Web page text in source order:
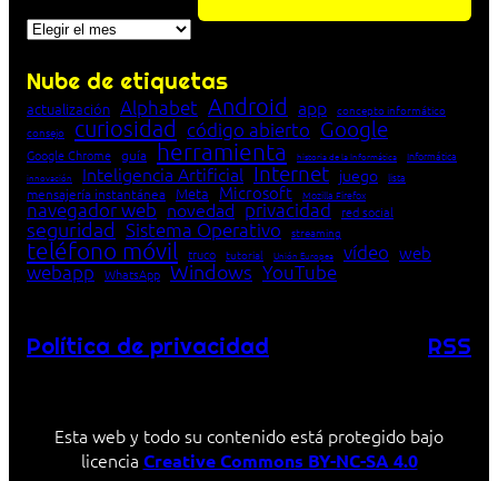
Archivos
Nube de etiquetas
actualización Alphabet Android app concepto informático
consejo
curiosidad código abierto Google
Google Chrome guía herramienta historia de la Informática Informática
innovación Inteligencia Artificial Internet juego lista
mensajería instantánea Meta Microsoft Mozilla Firefox
navegador web novedad privacidad red social
seguridad Sistema Operativo streaming
teléfono móvil truco tutorial Unión Europea vídeo web
webapp WhatsApp Windows YouTube
Política de privacidad RSS
Esta web y todo su contenido está protegido bajo
licencia Creative Commons BY-NC-SA 4.0